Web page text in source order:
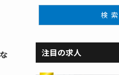
検索
注目の求人